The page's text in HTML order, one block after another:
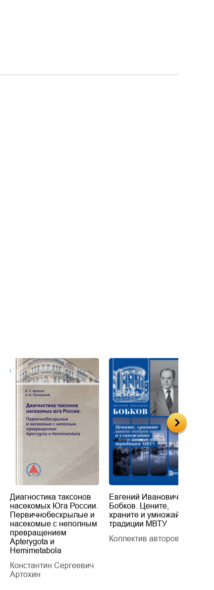
Диагностика таксонов
насекомых Юга России.
Первичнобескрылые и
насекомые с неполным
превращением
Apterygota и
Hemimetabola
Константин Сергеевич
Артохин
Евгений Иванович
Бобков. Цените,
храните и умножайте
традиции МВТУ
Коллектив авторов